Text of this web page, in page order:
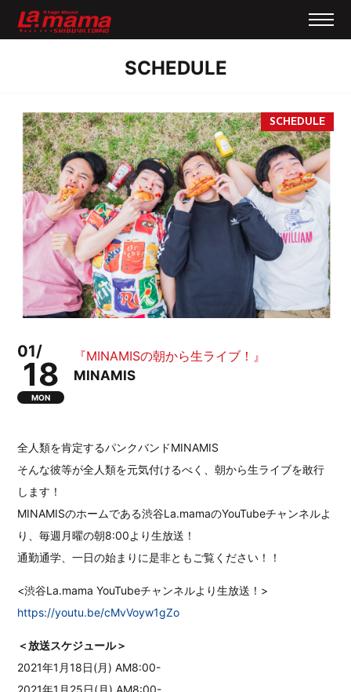
SCHEDULE
01/
18
MON
『MINAMISの朝から生ライブ！』
MINAMIS
全人類を肯定するパンクバンドMINAMIS
そんな彼等が全人類を元気付けるべく、朝から生ライブを敢行
します！
MINAMISのホームである渋谷La.mamaのYouTubeチャンネルよ
り、毎週月曜の朝8:00より生放送！
通勤通学、一日の始まりに是非ともご覧ください！！
<渋谷La.mama YouTubeチャンネルより生放送！>
https://youtu.be/cMvVoyw1gZo
＜放送スケジュール＞
2021年1月18日(月) AM8:00-
2021年1月25日(月) AM8:00-